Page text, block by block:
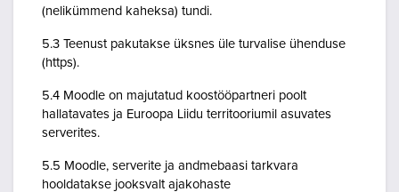
(nelikümmend kaheksa) tundi.
5.3 Teenust pakutakse üksnes üle turvalise ühenduse
(https).
5.4 Moodle on majutatud koostööpartneri poolt
hallatavates ja Euroopa Liidu territooriumil asuvates
serverites.
5.5 Moodle, serverite ja andmebaasi tarkvara
hooldatakse jooksvalt ajakohaste